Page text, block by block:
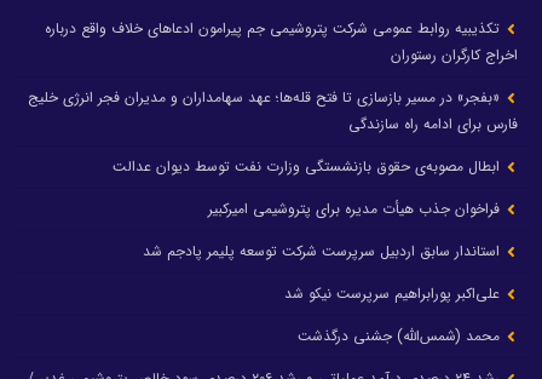
تکذیبیه روابط عمومی شرکت پتروشیمی جم پیرامون ادعاهای خلاف واقع درباره
اخراج کارگران رستوران
«بفجر» در مسیر بازسازی تا فتح قله‌ها؛ عهد سهامداران و مدیران فجر انرژی خلیج
فارس برای ادامه راه سازندگی
ابطال مصوبه‌ی حقوق بازنشستگی وزارت نفت توسط دیوان عدالت
فراخوان جذب هیأت مدیره برای پتروشیمی امیرکبیر
استاندار سابق اردبیل سرپرست شرکت توسعه پلیمر پادجم شد
علی‌اکبر پورابراهیم سرپرست نیکو شد
محمد (شمس‌الله) جشنی درگذشت